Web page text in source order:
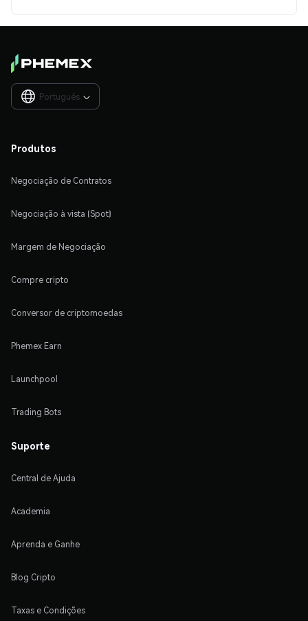
Português 
Produtos
Negociação de Contratos
Negociação à vista (Spot)
Margem de Negociação
Compre cripto
Conversor de criptomoedas
Phemex Earn
Launchpool
Trading Bots
Suporte
Central de Ajuda
Academia
Aprenda e Ganhe
Blog Cripto
Taxas e Condições